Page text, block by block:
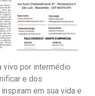
vivo por intermédio
e dos
em sua vida e